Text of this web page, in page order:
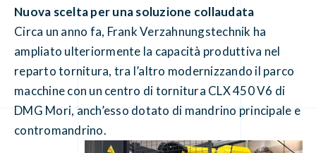
Nuova scelta per una soluzione collaudata
Circa un anno fa, Frank Verzahnungstechnik ha
ampliato ulteriormente la capacità produttiva nel
reparto tornitura, tra l’altro modernizzando il parco
macchine con un centro di tornitura CLX 450 V6 di
DMG Mori, anch’esso dotato di mandrino principale e
contromandrino.